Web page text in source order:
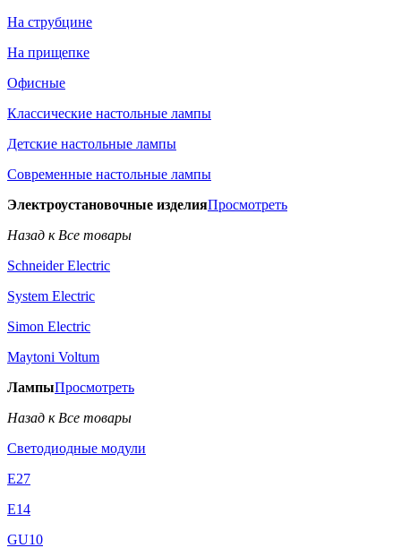
На струбцине
На прищепке
Офисные
Классические настольные лампы
Детские настольные лампы
Современные настольные лампы
Электроустановочные изделияПросмотреть
Назад к Все товары
Schneider Electric
System Electric
Simon Electric
Maytoni Voltum
ЛампыПросмотреть
Назад к Все товары
Светодиодные модули
E27
E14
GU10